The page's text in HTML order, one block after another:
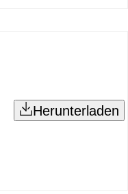
Herunterladen